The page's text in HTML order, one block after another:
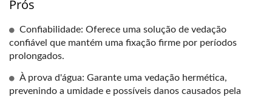
Prós
Confiabilidade: Oferece uma solução de vedação
confiável que mantém uma fixação firme por períodos
prolongados.
À prova d'água: Garante uma vedação hermética,
prevenindo a umidade e possíveis danos causados ​​pela